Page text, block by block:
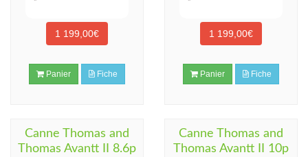
1 199,00€
Panier Fiche
1 199,00€
Panier Fiche
Canne Thomas and
Thomas Avantt II 8.6p
Canne Thomas and
Thomas Avantt II 10p